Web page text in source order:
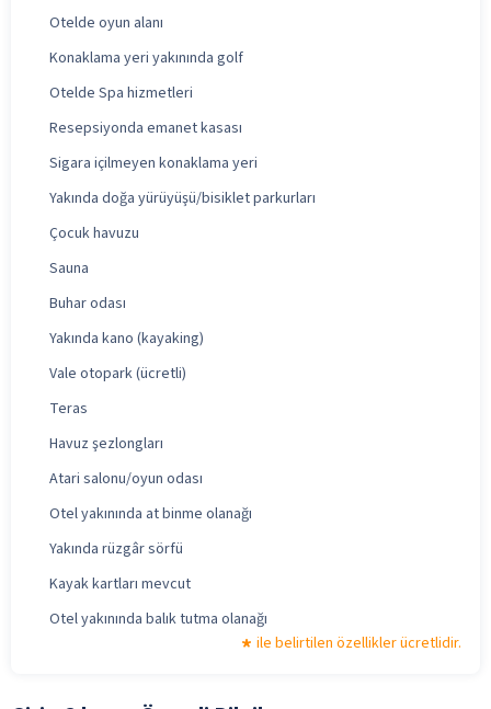
Otelde oyun alanı
Konaklama yeri yakınında golf
Otelde Spa hizmetleri
Resepsiyonda emanet kasası
Sigara içilmeyen konaklama yeri
Yakında doğa yürüyüşü/bisiklet parkurları
Çocuk havuzu
Sauna
Buhar odası
Yakında kano (kayaking)
Vale otopark (ücretli)
Teras
Havuz şezlongları
Atari salonu/oyun odası
Otel yakınında at binme olanağı
Yakında rüzgâr sörfü
Kayak kartları mevcut
Otel yakınında balık tutma olanağı
ile belirtilen özellikler ücretlidir.